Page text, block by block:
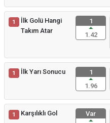
1
İlk Golü Hangi
Takım Atar
1
1.42
1 İlk Yarı Sonucu
1
1.96
1 Karşılıklı Gol
Var